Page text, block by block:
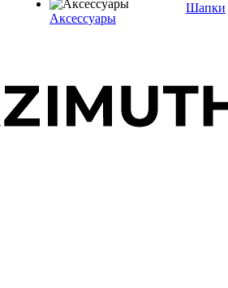
Аксессуары
Шапки